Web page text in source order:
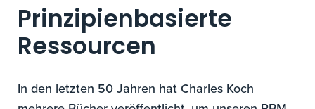
Prinzipienbasierte
Ressourcen
In den letzten 50 Jahren hat Charles Koch